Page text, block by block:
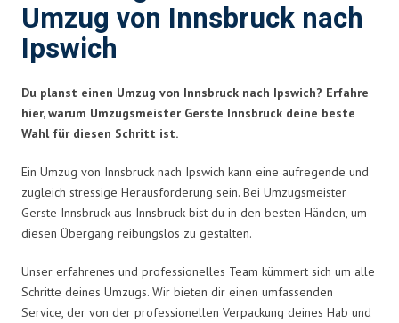
Umzug von Innsbruck nach
Ipswich
Du planst einen Umzug von Innsbruck nach Ipswich? Erfahre
hier, warum Umzugsmeister Gerste Innsbruck deine beste
Wahl für diesen Schritt ist.
Ein Umzug von Innsbruck nach Ipswich kann eine aufregende und
zugleich stressige Herausforderung sein. Bei Umzugsmeister
Gerste Innsbruck aus Innsbruck bist du in den besten Händen, um
diesen Übergang reibungslos zu gestalten.
Unser erfahrenes und professionelles Team kümmert sich um alle
Schritte deines Umzugs. Wir bieten dir einen umfassenden
Service, der von der professionellen Verpackung deines Hab und